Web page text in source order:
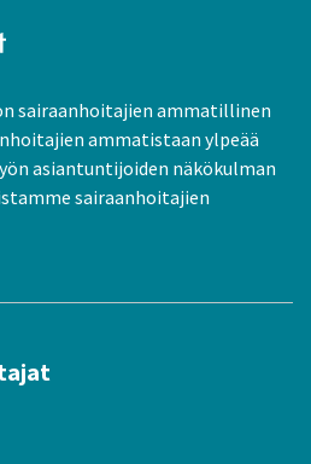
sairaanhoitajien ammatillinen
ammatistaan ylpeää
asiantuntijoiden näkökulman
sairaanhoitajien